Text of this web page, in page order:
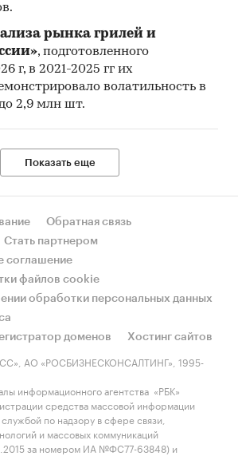
рынка грилей и
, подготовленного
г, в 2021-2025 гг их
волатильность в
2,9 млн шт.
Показать еще
Обратная связь
Стать партнером
соглашение
файлов cookie
обработки персональных данных
доменов
Хостинг сайтов
АО «РОСБИЗНЕСКОНСАЛТИНГ», 1995-
информационного агентства «РБК»
средства массовой информации
по надзору в сфере связи,
и массовых коммуникаций
за номером ИА №ФС77-63848) и